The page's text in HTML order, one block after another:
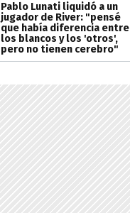
Pablo Lunati liquidó a un
jugador de River: "pensé
que había diferencia entre
los blancos y los 'otros',
pero no tienen cerebro"